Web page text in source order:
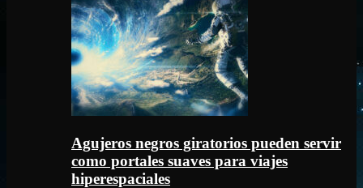
Agujeros negros giratorios pueden servir
como portales suaves para viajes
hiperespaciales